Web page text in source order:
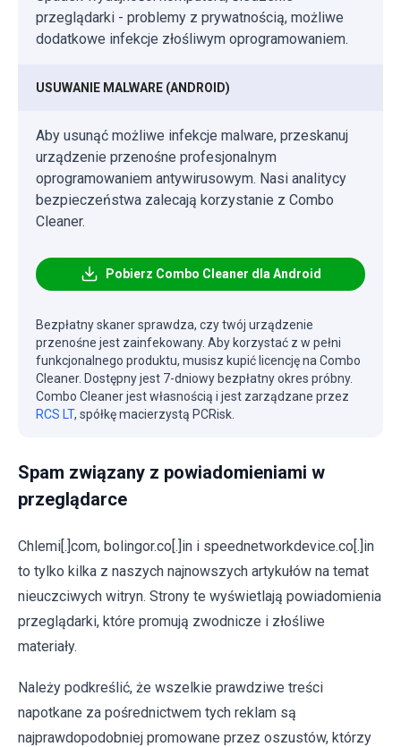
przeglądarki - problemy z prywatnością, możliwe
dodatkowe infekcje złośliwym oprogramowaniem.
USUWANIE MALWARE (ANDROID)
Aby usunąć możliwe infekcje malware, przeskanuj
urządzenie przenośne profesjonalnym
oprogramowaniem antywirusowym. Nasi analitycy
bezpieczeństwa zalecają korzystanie z Combo
Cleaner.
Pobierz Combo Cleaner dla Android
Bezpłatny skaner sprawdza, czy twój urządzenie
przenośne jest zainfekowany. Aby korzystać z w pełni
funkcjonalnego produktu, musisz kupić licencję na Combo
Cleaner. Dostępny jest 7-dniowy bezpłatny okres próbny.
Combo Cleaner jest własnością i jest zarządzane przez
RCS LT, spółkę macierzystą PCRisk.
Spam związany z powiadomieniami w
przeglądarce
Chlemi[.]com, bolingor.co[.]in i speednetworkdevice.co[.]in
to tylko kilka z naszych najnowszych artykułów na temat
nieuczciwych witryn. Strony te wyświetlają powiadomienia
przeglądarki, które promują zwodnicze i złośliwe
materiały.
Należy podkreślić, że wszelkie prawdziwe treści
napotkane za pośrednictwem tych reklam są
najprawdopodobniej promowane przez oszustów, którzy